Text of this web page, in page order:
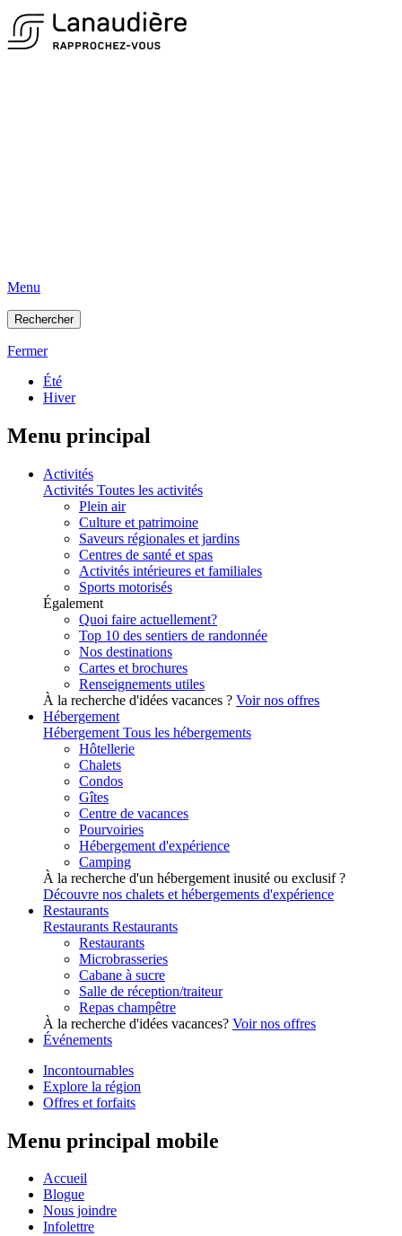
Menu
Rechercher
Fermer
Été
Hiver
Menu principal
Activités
Activités Toutes les activités
Plein air
Culture et patrimoine
Saveurs régionales et jardins
Centres de santé et spas
Activités intérieures et familiales
Sports motorisés
Également
Quoi faire actuellement?
Top 10 des sentiers de randonnée
Nos destinations
Cartes et brochures
Renseignements utiles
À la recherche d'idées vacances ? Voir nos offres
Hébergement
Hébergement Tous les hébergements
Hôtellerie
Chalets
Condos
Gîtes
Centre de vacances
Pourvoiries
Hébergement d'expérience
Camping
À la recherche d'un hébergement inusité ou exclusif ?
Découvre nos chalets et hébergements d'expérience
Restaurants
Restaurants Restaurants
Restaurants
Microbrasseries
Cabane à sucre
Salle de réception/traiteur
Repas champêtre
À la recherche d'idées vacances? Voir nos offres
Événements
Incontournables
Explore la région
Offres et forfaits
Menu principal mobile
Accueil
Blogue
Nous joindre
Infolettre